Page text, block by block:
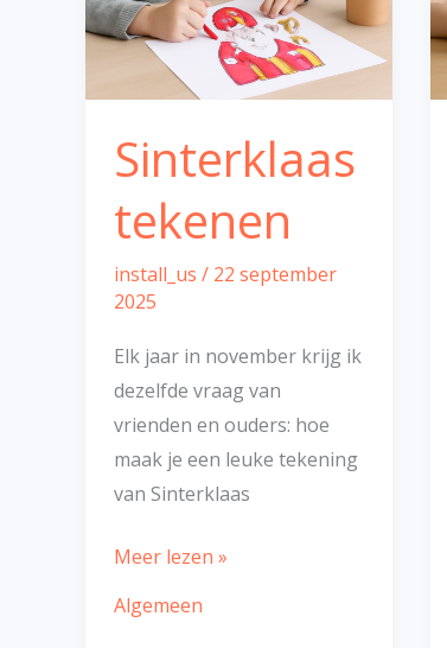
Sinterklaas
tekenen
install_us / 22 september
2025
Elk jaar in november krijg ik
dezelfde vraag van
vrienden en ouders: hoe
maak je een leuke tekening
van Sinterklaas
Meer lezen »
Algemeen